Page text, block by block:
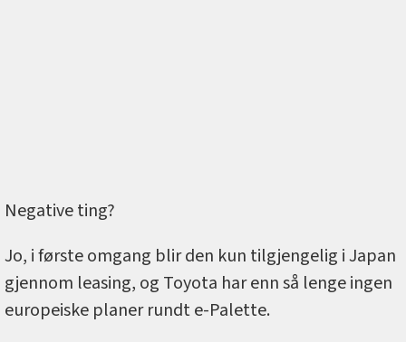
Negative ting?
Jo, i første omgang blir den kun tilgjengelig i Japan
gjennom leasing, og Toyota har enn så lenge ingen
europeiske planer rundt e-Palette.